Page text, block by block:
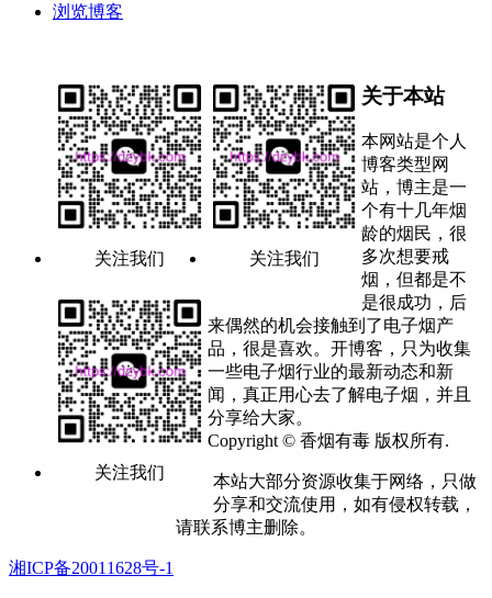
浏览博客
关注我们 关注我们
关注我们
关于本站
本网站是个人
博客类型网
站，博主是一
个有十几年烟
龄的烟民，很
多次想要戒
烟，但都是不
是很成功，后
来偶然的机会接触到了电子烟产
品，很是喜欢。开博客，只为收集
一些电子烟行业的最新动态和新
闻，真正用心去了解电子烟，并且
分享给大家。
Copyright © 香烟有毒 版权所有.
本站大部分资源收集于网络，只做
分享和交流使用，如有侵权转载，
请联系博主删除。
湘ICP备20011628号-1